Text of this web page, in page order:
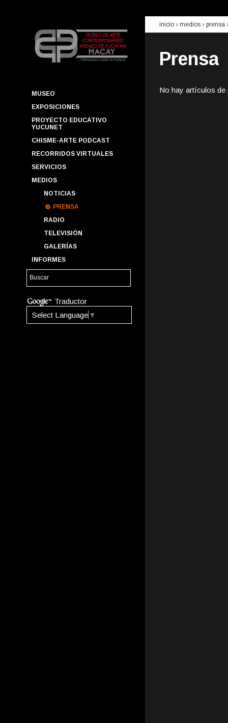
MUSEO
EXPOSICIONES
PROYECTO EDUCATIVO
YUCUNET
CHISME-ARTE PODCAST
RECORRIDOS VIRTUALES
SERVICIOS
MEDIOS
NOTICIAS
PRENSA
RADIO
TELEVISIÓN
GALERÍAS
INFORMES
Traductor
Select Language ▼
inicio › medios › prensa
Prensa
No hay artículos de